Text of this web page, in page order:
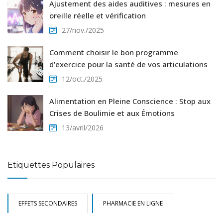
Ajustement des aides auditives : mesures en
oreille réelle et vérification
27/nov./2025
Comment choisir le bon programme
d'exercice pour la santé de vos articulations
12/oct./2025
Alimentation en Pleine Conscience : Stop aux
Crises de Boulimie et aux Émotions
13/avril/2026
Etiquettes Populaires
EFFETS SECONDAIRES PHARMACIE EN LIGNE